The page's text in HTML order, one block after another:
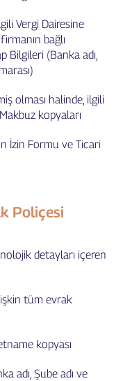
Vergi Dairesine
bağlı
Bilgileri (Banka adı,
olması halinde, ilgili
kopyaları
İzin Formu ve Ticari
Poliçesi
detayları içeren
tüm evrak
kopyası
adı, Şube adı ve